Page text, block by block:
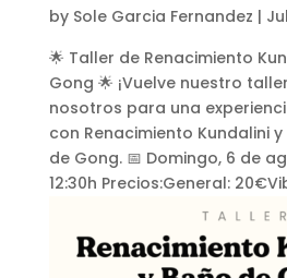
by Sole Garcia Fernandez |
🌟 Taller de Renacimiento
Gong 🌟 ¡Vuelve nuestro
nosotros para una
con Renacimiento Kundalini
de Gong. 📅 Domingo, 6 de
12:30h Precios:General: